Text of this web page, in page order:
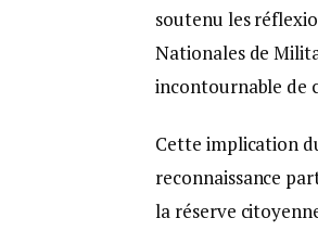
soutenu les
Nationales de
incontournable de
Cette implication
reconnaissance
la réserve